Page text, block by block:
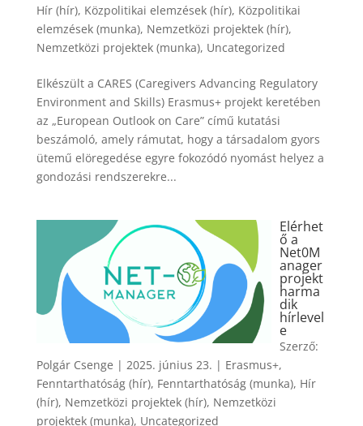
Hír (hír), Közpolitikai elemzések (hír), Közpolitikai
elemzések (munka), Nemzetközi projektek (hír),
Nemzetközi projektek (munka), Uncategorized
Elkészült a CARES (Caregivers Advancing Regulatory
Environment and Skills) Erasmus+ projekt keretében
az „European Outlook on Care” című kutatási
beszámoló, amely rámutat, hogy a társadalom gyors
ütemű elöregedése egyre fokozódó nyomást helyez a
gondozási rendszerekre...
Elérhet
ő a
Net0M
anager
projekt
harma
dik
hírlevel
e
Szerző:
Polgár Csenge | 2025. június 23. | Erasmus+,
Fenntarthatóság (hír), Fenntarthatóság (munka), Hír
(hír), Nemzetközi projektek (hír), Nemzetközi
projektek (munka), Uncategorized